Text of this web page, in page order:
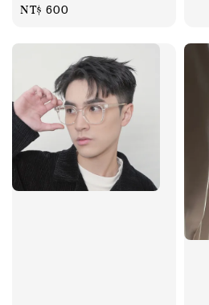
Regular
NT$ 600